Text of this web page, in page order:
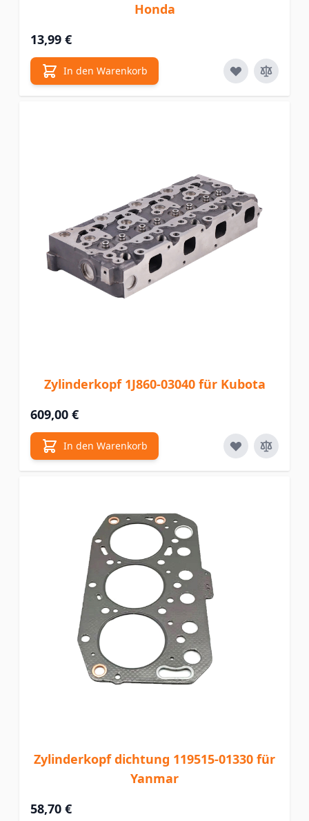
Honda
13,99 €
In den Warenkorb
Zylinderkopf 1J860-03040 für Kubota
609,00 €
In den Warenkorb
Zylinderkopf dichtung 119515-01330 für
Yanmar
58,70 €